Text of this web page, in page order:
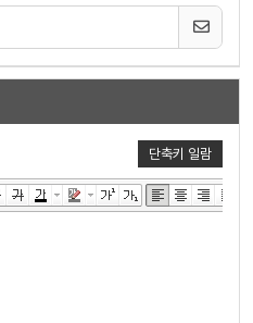
단축키 일람